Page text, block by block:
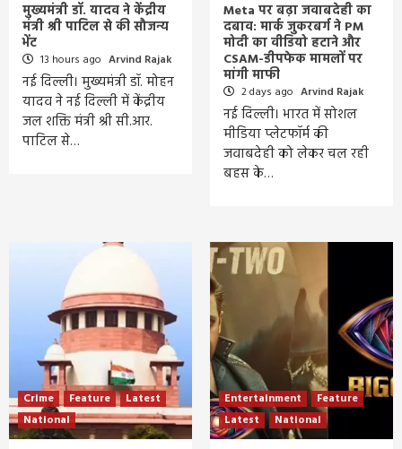
मुख्यमंत्री डॉ. यादव ने केंद्रीय
मंत्री श्री पाटिल से की सौजन्य
भेंट
13 hours ago Arvind Rajak
नई दिल्ली। मुख्यमंत्री डॉ. मोहन
यादव ने नई दिल्ली में केंद्रीय
जल शक्ति मंत्री श्री सी.आर.
पाटिल से…
Meta पर बढ़ा जवाबदेही का
दबाव: मार्क जुकरबर्ग ने PM
मोदी का वीडियो हटाने और
CSAM-डीपफेक मामलों पर
मांगी माफी
2 days ago Arvind Rajak
नई दिल्ली। भारत में सोशल
मीडिया प्लेटफॉर्म की
जवाबदेही को लेकर चल रही
बहस के…
Crime Feature
Latest
National
Entertainment
Feature
Latest
National